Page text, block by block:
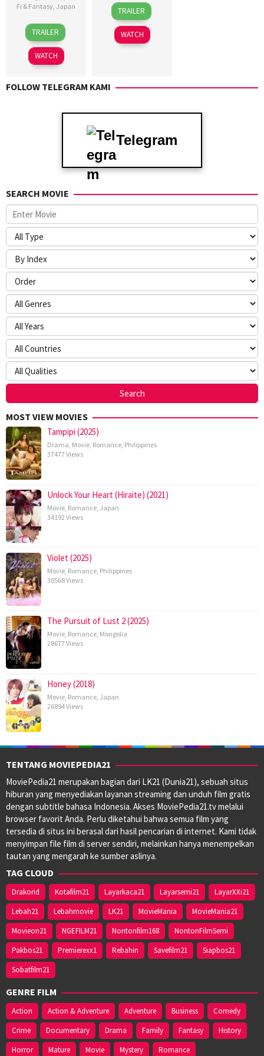
Fi & Fantasy, Japan
19
Mar
2022
Komura
Ayumi
TRAILER
WATCH
29
Apr
2021
TRAILER
WATCH
FOLLOW TELEGRAM KAMI
Telegram
SEARCH MOVIE
MOST VIEW MOVIES
Tampipi (2025)
Drama Movie Romance Philippines
37477 Views
Unlock Your Heart (Hiraite) (2021)
Movie Romance Japan
34192 Views
Violet (2025)
Movie Romance Philippines
30568 Views
The Pursuit of Lust 2 (2025)
Movie Romance Mongolia
28677 Views
Honey (2018)
Movie Romance Japan
26894 Views
TENTANG MOVIEPEDIA21
MoviePedia21 merupakan bagian dari LK21 (Dunia21), sebuah situs
hiburan yang menyediakan layanan streaming dan unduh film gratis
dengan subtitle bahasa Indonesia. Akses MoviePedia21.tv melalui
browser favorit Anda. Perlu diketahui bahwa semua film yang
tersedia di situs ini berasal dari hasil pencarian di internet. Kami tidak
menyimpan file film di server sendiri, melainkan hanya menempelkan
tautan yang mengarah ke sumber aslinya.
TAG CLOUD
Drakorid Kotafilm21 Layarkaca21 Layarsemi21
LayarXXi21
Lebah21
Lebahmovie LK21 MovieMania
MovieMania21
Movieon21
NGEFILM21 Nontonfilm168
NontonFilmSemi
Pakbos21
Premierexx1 Rebahin Savefilm21
Siapbos21
Sobatfilm21
GENRE FILM
Action Action & Adventure Adventure Business
Comedy
Crime
Documentary Drama Family Fantasy
History
Horror
Mature Movie Mystery Romance